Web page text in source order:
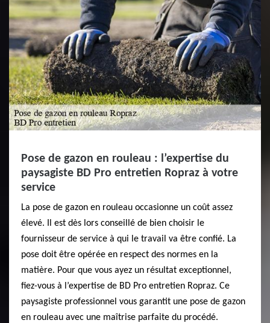
Pose de gazon en rouleau : l’expertise du
paysagiste BD Pro entretien Ropraz à votre
service
La pose de gazon en rouleau occasionne un coût assez
élevé. Il est dès lors conseillé de bien choisir le
fournisseur de service à qui le travail va être confié. La
pose doit être opérée en respect des normes en la
matière. Pour que vous ayez un résultat exceptionnel,
fiez-vous à l’expertise de BD Pro entretien Ropraz. Ce
paysagiste professionnel vous garantit une pose de gazon
en rouleau avec une maîtrise parfaite du procédé.